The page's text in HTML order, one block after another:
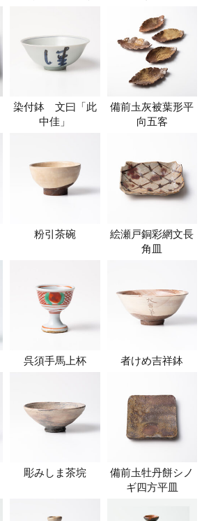
染付鉢 文曰「此
中佳」
備前圡灰被葉形平
向五客
粉引茶碗
絵瀬戸銅彩網文長
角皿
呉須手馬上杯 者けめ吉祥鉢
彫みしま茶垸
備前圡牡丹餅シノ
ギ四方平皿